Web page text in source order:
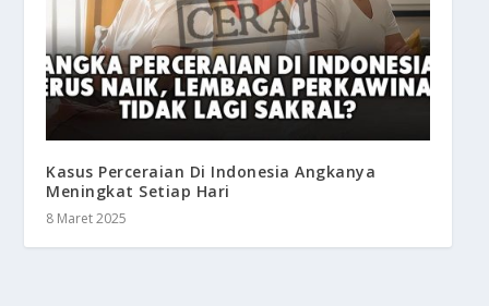
Kasus Perceraian Di Indonesia Angkanya
Meningkat Setiap Hari
8 Maret 2025